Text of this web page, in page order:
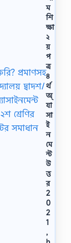
ম
শি
ক্ষা
২
য়
প
ত্র
৪
র্থ
অ্
যা
সা
ই
ন
মে
ন্ট
উ
ত্ত
র
2
0
2
1
,